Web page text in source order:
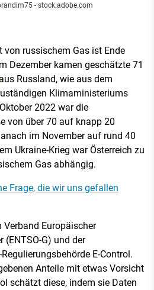
- stock.adobe.com
von russischem Gas ist Ende
Dezember kamen geschätzte 71
aus Russland, wie aus dem
Klimaministeriums
2022 war die
von über 70 auf knapp 20
im November auf rund 40
Ukraine-Krieg war Österreich zu
Gas abhängig.
Frage, die wir uns gefallen
Europäischer
(ENTSO-G) und der
E-Control.
Anteile mit etwas Vorsicht
schätzt diese, indem sie Daten